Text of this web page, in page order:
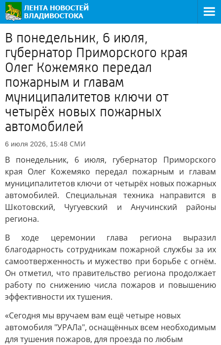
В понедельник, 6 июля,
губернатор Приморского края
Олег Кожемяко передал
пожарным и главам
муниципалитетов ключи от
четырёх новых пожарных
автомобилей
6 июля 2026, 15:48 СМИ
В понедельник, 6 июля, губернатор Приморского
края Олег Кожемяко передал пожарным и главам
муниципалитетов ключи от четырёх новых пожарных
автомобилей. Специальная техника направится в
Шкотовский, Чугуевский и Анучинский районы
региона.
В ходе церемонии глава региона выразил
благодарность сотрудникам пожарной службы за их
самоотверженность и мужество при борьбе с огнём.
Он отметил, что правительство региона продолжает
работу по снижению числа пожаров и повышению
эффективности их тушения.
«Сегодня мы вручаем вам ещё четыре новых
автомобиля "УРАЛа", оснащённых всем необходимым
для тушения пожаров, для проезда по любым